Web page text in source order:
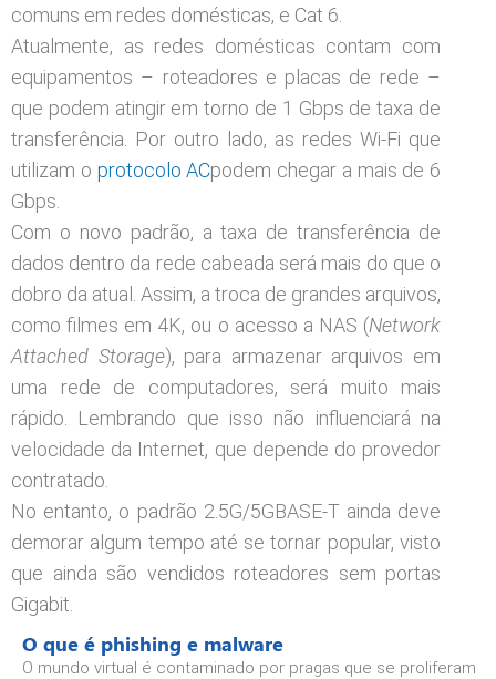
comuns em redes domésticas, e Cat 6.
Atualmente, as redes domésticas contam com
equipamentos – roteadores e placas de rede –
que podem atingir em torno de 1 Gbps de taxa de
transferência. Por outro lado, as redes Wi-Fi que
utilizam o protocolo ACpodem chegar a mais de 6
Gbps.
Com o novo padrão, a taxa de transferência de
dados dentro da rede cabeada será mais do que o
dobro da atual. Assim, a troca de grandes arquivos,
como filmes em 4K, ou o acesso a NAS (Network
Attached Storage), para armazenar arquivos em
uma rede de computadores, será muito mais
rápido. Lembrando que isso não influenciará na
velocidade da Internet, que depende do provedor
contratado.
No entanto, o padrão 2.5G/5GBASE-T ainda deve
demorar algum tempo até se tornar popular, visto
que ainda são vendidos roteadores sem portas
Gigabit.
O que é phishing e malware
O mundo virtual é contaminado por pragas que se proliferam